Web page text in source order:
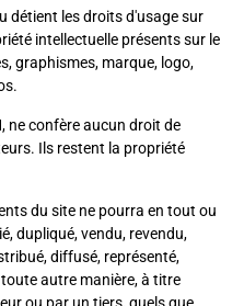
détient les droits d'usage sur
intellectuelle présents sur le
graphismes, marque, logo,
, ne confère aucun droit de
Ils restent la propriété
du site ne pourra en tout ou
dupliqué, vendu, revendu,
diffusé, représenté,
autre manière, à titre